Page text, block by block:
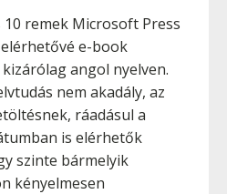
remek Microsoft Press
e-book
angol nyelven.
nem akadály, az
ráadásul a
is elérhetők
szinte bármelyik
kényelmesen